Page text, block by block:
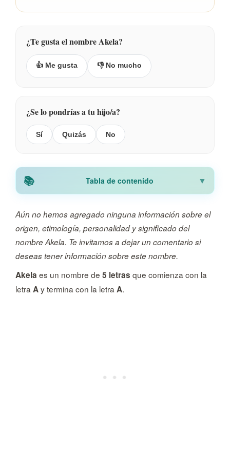
¿Te gusta el nombre Akela?
👍 Me gusta 👎 No mucho
¿Se lo pondrías a tu hijo/a?
Sí Quizás No
Tabla de contenido
Aún no hemos agregado ninguna información sobre el
origen, etimología, personalidad y significado del
nombre Akela. Te invitamos a dejar un comentario si
deseas tener información sobre este nombre.
Akela es un nombre de 5 letras que comienza con la
letra Ay termina con la letra A.